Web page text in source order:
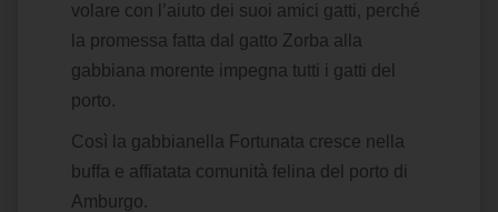
volare con l’aiuto dei suoi amici gatti, perché
la promessa fatta dal gatto Zorba alla
gabbiana morente impegna tutti i gatti del
porto.
Così la gabbianella Fortunata cresce nella
buffa e affiatata comunità felina del porto di
Amburgo.